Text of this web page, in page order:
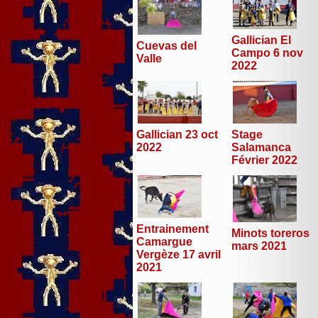
Cuevas del
Valle
Gallician El
Campo 6 nov
2022
Gallician 23 oct
2022
Stage
Salamanca
Février 2022
Entrainement
Camargue
Vergèze 17 avril
2021
Minots toreros
mars 2021